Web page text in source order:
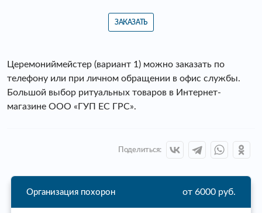
ЗАКАЗАТЬ
Церемониймейстер (вариант 1) можно заказать по
телефону или при личном обращении в офис службы.
Большой выбор ритуальных товаров в Интернет-
магазине ООО «ГУП ЕС ГРС».
Поделиться:
Организация похорон от 6000 руб.